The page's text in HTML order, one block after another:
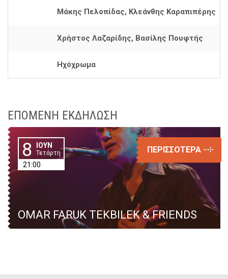
Μάκης Πελοπίδας, Κλεάνθης Καραπιπέρης
Χρήστος Λαζαρίδης, Βασίλης Πουφτής
Ηχόχρωμα
ΕΠΟΜΕΝΗ ΕΚΔΗΛΩΣΗ
OMAR FARUK TEKBILEK & FRIENDS
8 ΙΟΥΝ
Τετάρτη
21:00
ΠΕΡΙΣΣΟΤΕΡΑ